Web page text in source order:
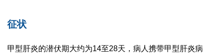
征状
甲型肝炎的潜伏期大约为14至28天，病人携带甲型肝炎病